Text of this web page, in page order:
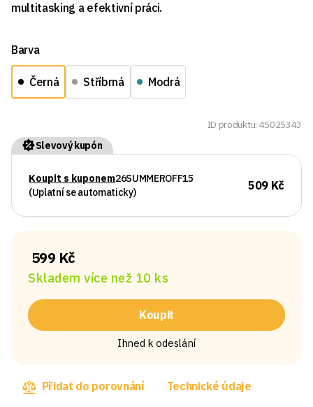
multitasking a efektivní práci.
Barva
Černá Stříbrná Modrá
ID produktu: 45025343
Slevový kupón
Koupit s kuponem26SUMMEROFF15
(Uplatní se automaticky)
509 Kč
599 Kč
Skladem více než 10 ks
Koupit
Ihned k odeslání
Přidat do porovnání Technické údaje